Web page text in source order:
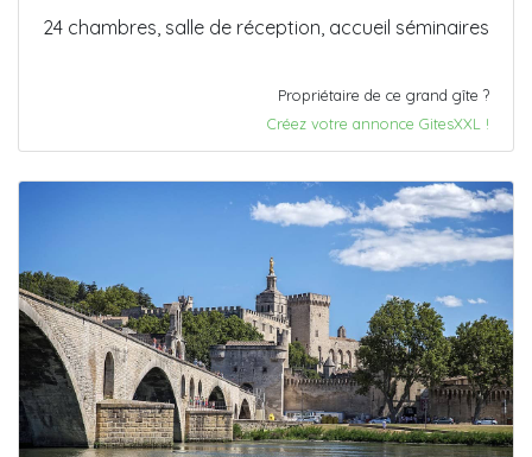
24 chambres, salle de réception, accueil séminaires
Propriétaire de ce grand gîte ?
Créez votre annonce GitesXXL !